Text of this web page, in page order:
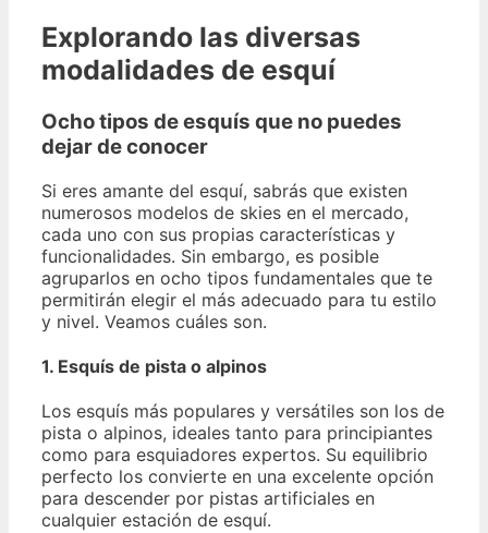
Explorando las diversas
modalidades de esquí
Ocho tipos de esquís que no puedes
dejar de conocer
Si eres amante del esquí, sabrás que existen
numerosos modelos de skies en el mercado,
cada uno con sus propias características y
funcionalidades. Sin embargo, es posible
agruparlos en ocho tipos fundamentales que te
permitirán elegir el más adecuado para tu estilo
y nivel. Veamos cuáles son.
1. Esquís de pista o alpinos
Los esquís más populares y versátiles son los de
pista o alpinos, ideales tanto para principiantes
como para esquiadores expertos. Su equilibrio
perfecto los convierte en una excelente opción
para descender por pistas artificiales en
cualquier estación de esquí.